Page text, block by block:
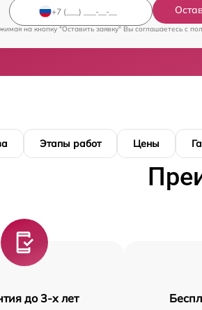
на кнопку "Оставить заявку" Вы соглашаетесь c
Этапы работ Цены
до 3-х лет